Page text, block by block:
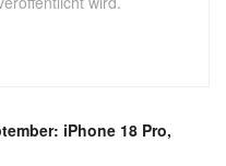
iPhone 18 Pro,